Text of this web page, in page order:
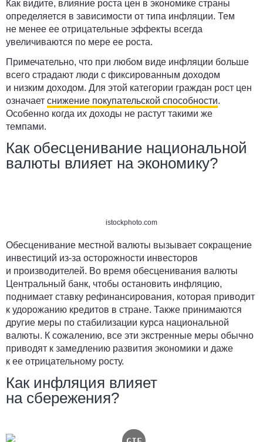
Как видите, влияние роста цен в экономике страны
определяется в зависимости от типа инфляции. Тем
не менее ее отрицательные эффекты всегда
увеличиваются по мере ее роста.
Примечательно, что при любом виде инфляции больше
всего страдают люди с фиксированным доходом
и низким доходом. Для этой категории граждан рост цен
означает снижение покупательской способности.
Особенно когда их доходы не растут такими же
темпами.
Как обесценивание национальной
валюты влияет на экономику?
istockphoto.com
Обесценивание местной валюты вызывает сокращение
инвестиций из-за осторожности инвесторов
и производителей. Во время обесценивания валюты
Центральный банк, чтобы остановить инфляцию,
поднимает ставку рефинансирования, которая приводит
к удорожанию кредитов в стране. Также принимаются
другие меры по стабилизации курса национальной
валюты. К сожалению, все эти экстренные меры обычно
приводят к замедлению развития экономики и даже
к ее отрицательному росту.
Как инфляция влияет
на сбережения?